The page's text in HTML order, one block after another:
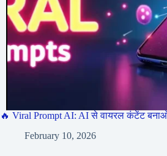
🔥 Viral Prompt AI: AI से वायरल कंटेंट
February 10, 2026